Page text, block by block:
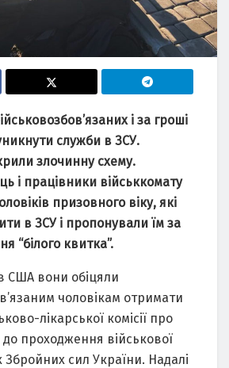
і за гроші
служби в ЗСУ.
злочинну схему.
і працівники військкомату
призовного віку, які
в ЗСУ і пропонували їм за
“білого квитка”.
США вони обіцяли
чоловікам отримати
лікарської комісії про
до проходження військової
Збройних сил України. Надалі